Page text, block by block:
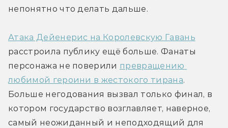
непонятно что делать дальше.
Атака Дейенерис на Королевскую Гавань
расстроила публику ещё больше. Фанаты
персонажа не поверили превращению
любимой героини в жестокого тирана.
Больше негодования вызвал только финал, в
котором государство возглавляет, наверное,
самый неожиданный и неподходящий для